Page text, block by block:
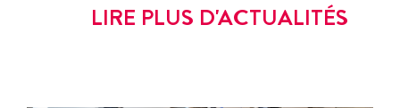
LIRE PLUS D'ACTUALITÉS